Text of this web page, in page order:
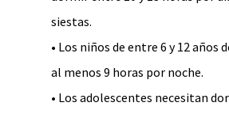
siestas.
• Los niños de entre 6 y 12 años
al menos 9 horas por noche.
• Los adolescentes necesitan